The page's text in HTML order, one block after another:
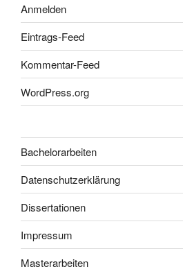
Anmelden
Eintrags-Feed
Kommentar-Feed
WordPress.org
Bachelorarbeiten
Datenschutzerklärung
Dissertationen
Impressum
Masterarbeiten